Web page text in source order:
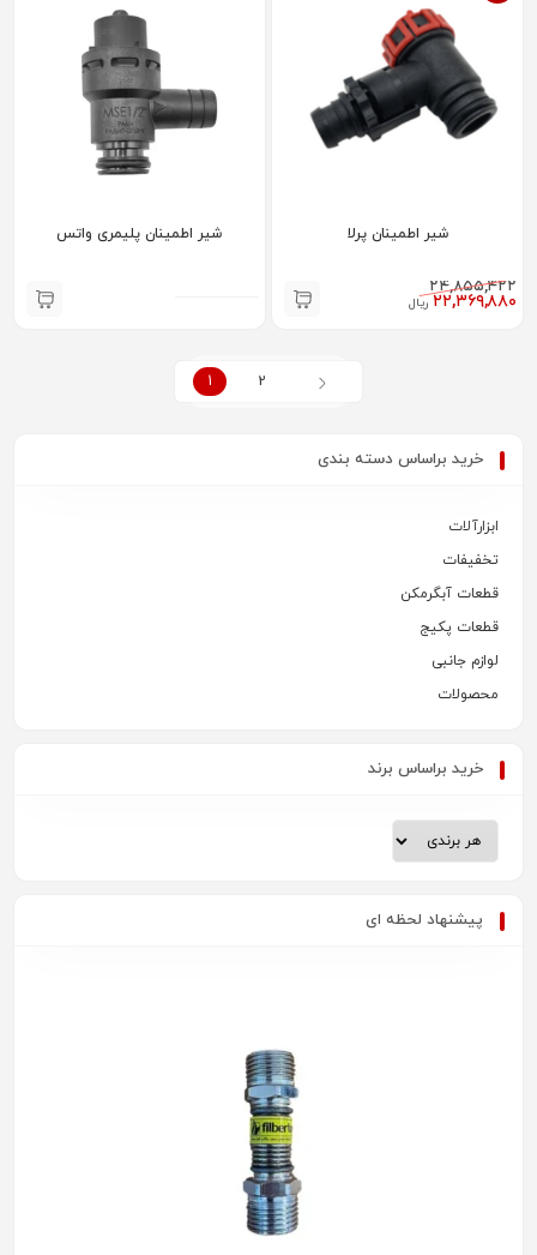
شیر اطمینان پرلا
۲۴,۸۵۵,۴۲۲
۲۲,۳۶۹,۸۸۰ ریال
شیر اطمینان پلیمری واتس
1 2
خرید براساس دسته بندی
ابزارآلات
تخفیفات
قطعات آبگرمکن
قطعات پکیج
لوازم جانبی
محصولات
خرید براساس برند
پیشنهاد لحظه ای